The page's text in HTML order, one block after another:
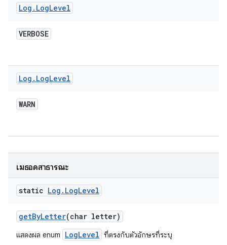
Log . LogLevel
VERBOSE
Log . LogLevel
WARN
เมธอดสาธารณะ
static Log . LogLevel
getByLetter(char letter)
แสดงผล enum LogLevel ที่ตรงกับตัวอักษรที่ระบุ